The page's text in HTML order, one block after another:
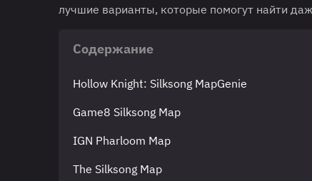
лучшие варианты, которые помогут найти
Содержание
Hollow Knight: Silksong MapGenie
Game8 Silksong Map
IGN Pharloom Map
The Silksong Map